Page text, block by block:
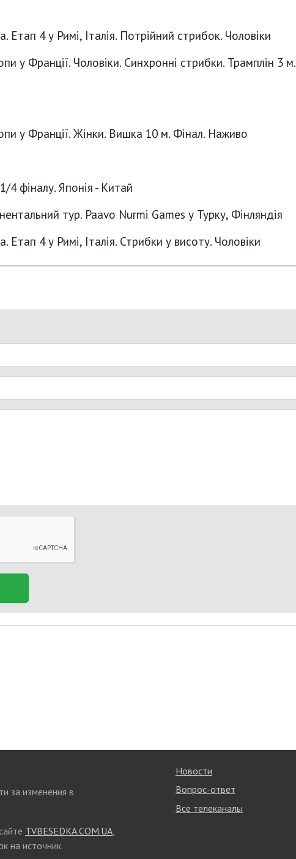
Етап 4 у Римі, Італія. Потрійний стрибок. Чоловіки
у Франції. Чоловіки. Синхронні стрибки. Трамплін 3 м.
у Франції. Жінки. Вишка 10 м. Фінал. Наживо
4 фіналу. Японія - Китай
тур. Paavo Nurmi Games у Турку, Фінляндія
Етап 4 у Римі, Італія. Стрибки у висоту. Чоловіки
за изменения в
TVBESEDKA.COM.UA
на источник.
Новости
Вопрос-ответ
Все телеканалы